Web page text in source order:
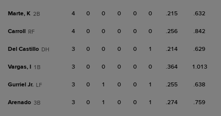
Marte, K 2B 4 0 0 0 0 0 .215 .632
Carroll RF 4 0 0 0 0 0 .256 .842
Del Castillo DH 3 0 0 0 0 1 .214 .629
Vargas, I 1B 3 0 0 0 0 0 .364 1.013
Gurriel Jr. LF 3 0 1 0 0 1 .255 .638
Arenado 3B 3 0 1 0 0 1 .274 .759